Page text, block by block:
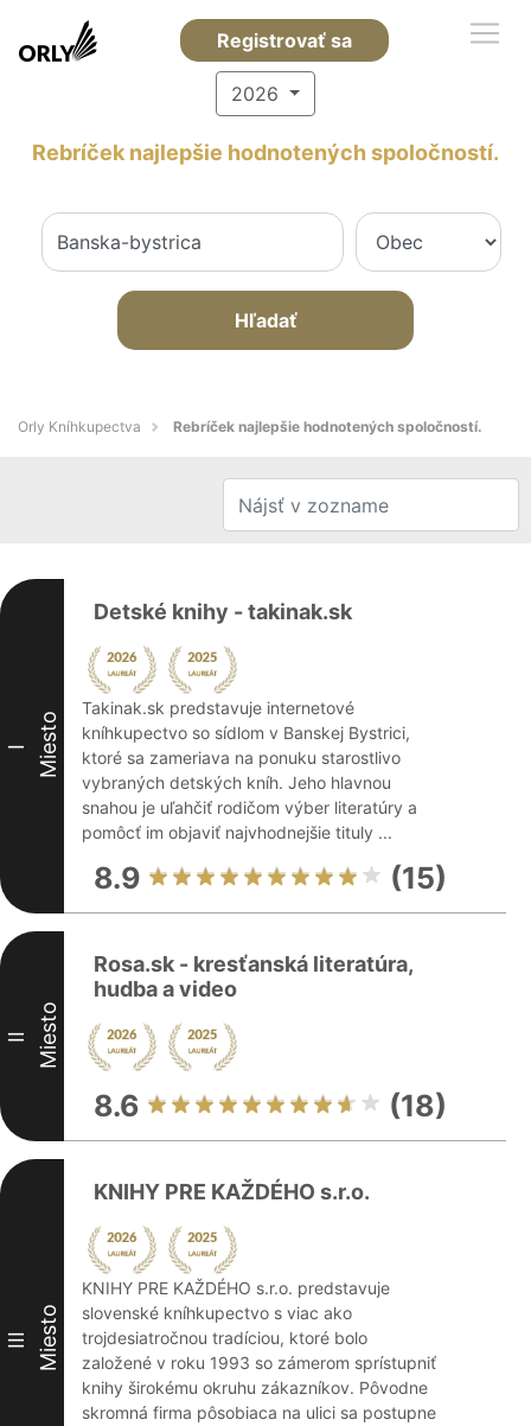
Registrovať sa
2026
Rebríček najlepšie hodnotených spoločností.
Hľadať
Orly Kníhkupectva Rebríček najlepšie hodnotených spoločností.
I Miesto
Detské knihy - takinak.sk
Takinak.sk predstavuje internetové
kníhkupectvo so sídlom v Banskej Bystrici,
ktoré sa zameriava na ponuku starostlivo
vybraných detských kníh. Jeho hlavnou
snahou je uľahčiť rodičom výber literatúry a
pomôcť im objaviť najvhodnejšie tituly ...
8.9 (15)
II Miesto
Rosa.sk - kresťanská literatúra,
hudba a video
8.6 (18)
III Miesto
KNIHY PRE KAŽDÉHO s.r.o.
KNIHY PRE KAŽDÉHO s.r.o. predstavuje
slovenské kníhkupectvo s viac ako
trojdesiatročnou tradíciou, ktoré bolo
založené v roku 1993 so zámerom sprístupniť
knihy širokému okruhu zákazníkov. Pôvodne
skromná firma pôsobiaca na ulici sa postupne